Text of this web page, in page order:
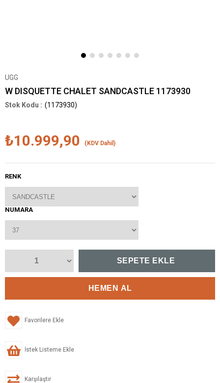
UGG
W DISQUETTE CHALET SANDCASTLE 1173930
(1173930)
₺10.999,90 (KDV Dahil)
RENK
NUMARA
Favorilere Ekle
İstek Listeme Ekle
Karşılaştır